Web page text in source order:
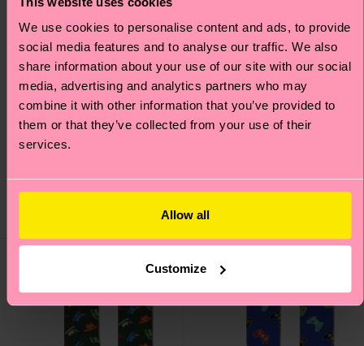
We use cookies to personalise content and ads, to provide
social media features and to analyse our traffic. We also
share information about your use of our site with our social
media, advertising and analytics partners who may
combine it with other information that you’ve provided to
them or that they’ve collected from your use of their
services.
Allow all
Customize
Keyboard Sock
12 €
7 €
BIOBAUMWOLLE